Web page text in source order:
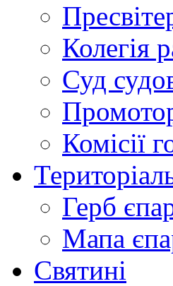
Колегія
Суд
Комісії
Герб
Мапа
Святині